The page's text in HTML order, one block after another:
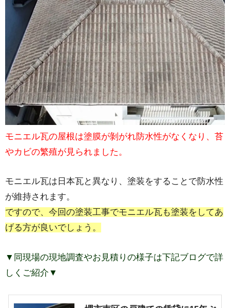
モニエル瓦の屋根は塗膜が剝がれ防水性がなくなり、苔
やカビの繁殖が見られました。
モニエル瓦は日本瓦と異なり、塗装をすることで防水性
が維持されます。
ですので、今回の塗装工事でモニエル瓦も塗装をしてあ
げる方が良いでしょう。
▼同現場の現地調査やお見積りの様子は下記ブログで詳
しくご紹介▼